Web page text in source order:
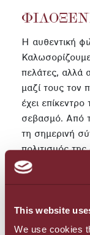
This website
We use cookies
Η αυθεντική
πελάτες, αλλά
μαζί τους τον
έχει επίκεντρο
σεβασμό. Από
τη σημερινή
πολιτισμός
κάτω από το
ευγένεια και
κάθε